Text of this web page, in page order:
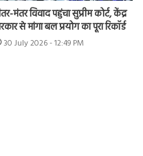
मंतर विवाद पहुंचा सुप्रीम कोर्ट, केंद्र
से मांगा बल प्रयोग का पूरा रिकॉर्ड
30 July 2026 - 12:49 PM